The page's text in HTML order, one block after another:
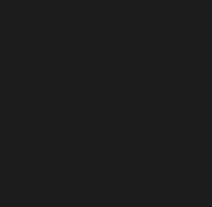
puluhan
mendesain
AXYS, agar
kualitas